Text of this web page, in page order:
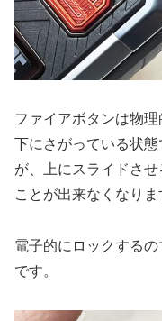
ファイアボタンは物理
下にさがっている状
が、上にスライドさ
ことが出来なくなりま
電子的にロックする
です。